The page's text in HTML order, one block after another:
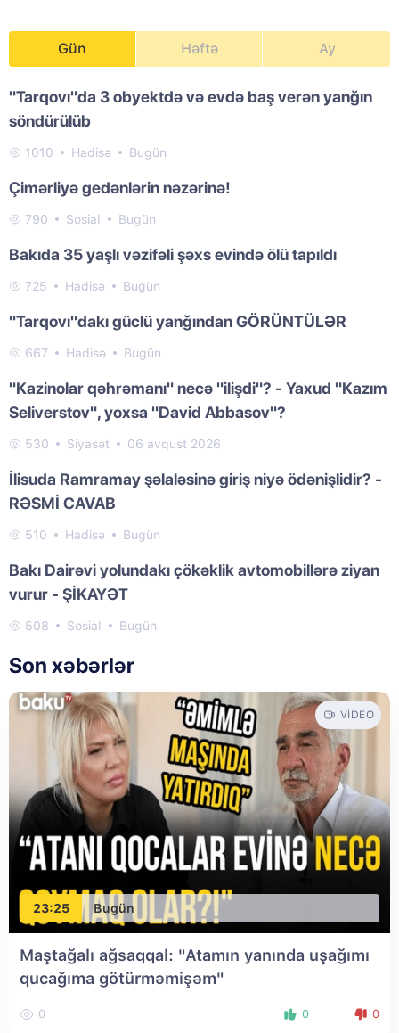
Gün Həftə Ay
"Tarqovı"da 3 obyektdə və evdə baş verən yanğın
söndürülüb
1010 Hadisə Bugün
Çimərliyə gedənlərin nəzərinə!
790 Sosial Bugün
Bakıda 35 yaşlı vəzifəli şəxs evində ölü tapıldı
725 Hadisə Bugün
"Tarqovı"dakı güclü yanğından GÖRÜNTÜLƏR
667 Hadisə Bugün
"Kazinolar qəhrəmanı" necə "ilişdi"? - Yaxud "Kazım
Seliverstov", yoxsa "David Abbasov"?
530 Siyasət 06 avqust 2026
İlisuda Ramramay şəlaləsinə giriş niyə ödənişlidir? -
RƏSMİ CAVAB
510 Hadisə Bugün
Bakı Dairəvi yolundakı çökəklik avtomobillərə ziyan
vurur - ŞİKAYƏT
508 Sosial Bugün
Son xəbərlər
23:25 Bugün
VIDEO
Maştağalı ağsaqqal: "Atamın yanında uşağımı
qucağıma götürməmişəm"
0 0 0